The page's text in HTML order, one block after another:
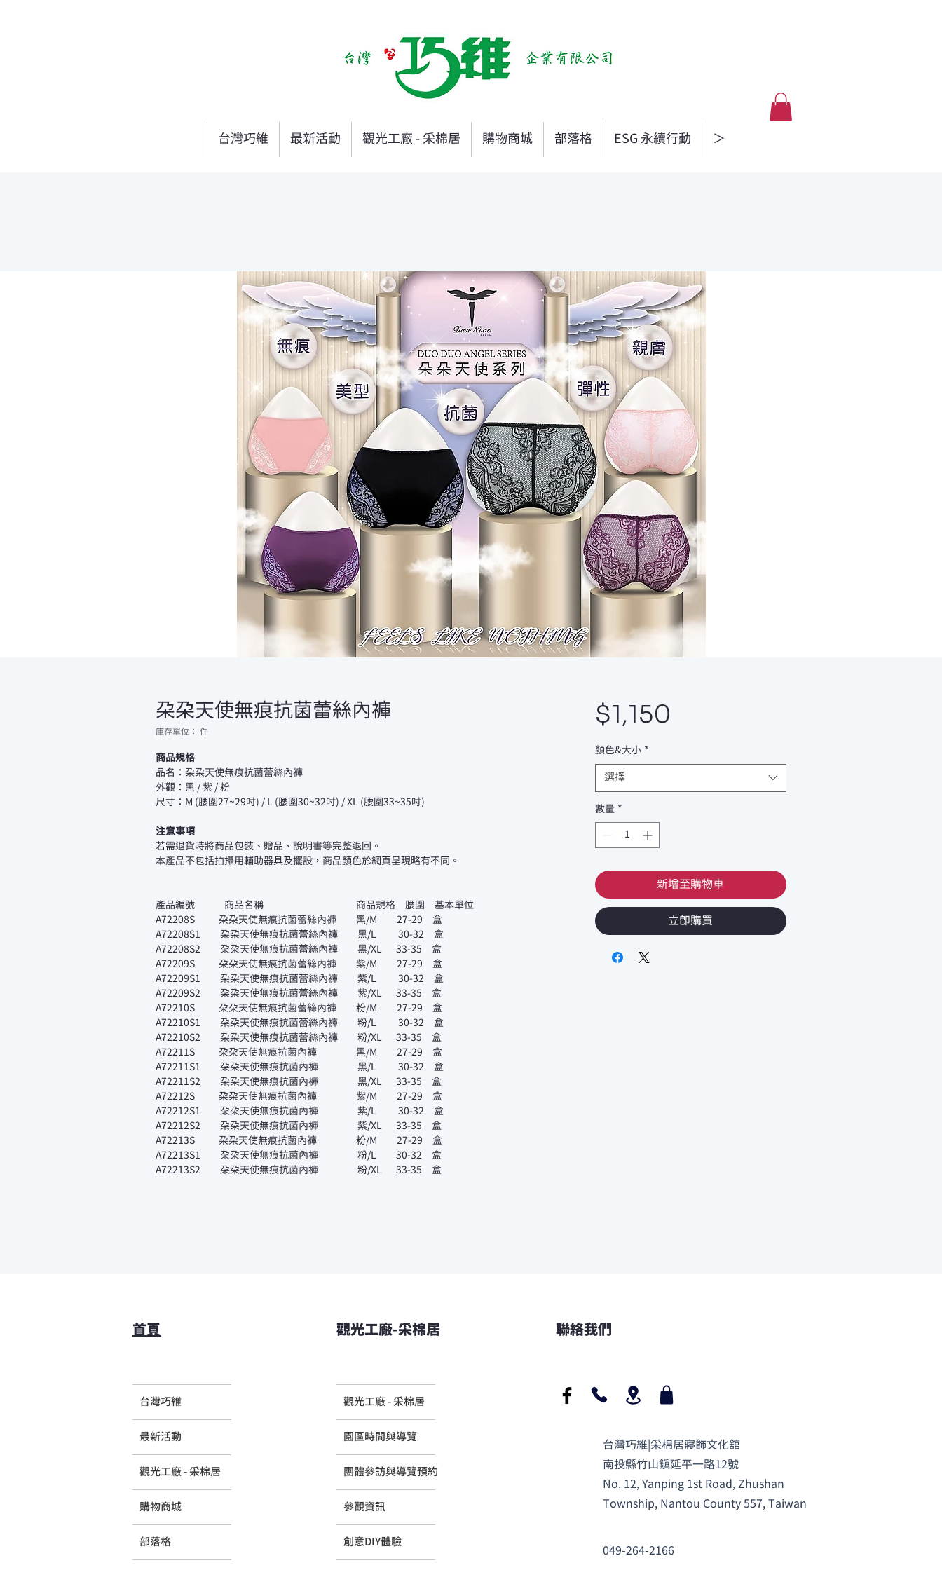
台灣巧維 最新活動 觀光工廠 - 采棉居 購物商城 部落格 ESG 永續行動 ＞
朵朵天使無痕抗菌蕾絲內褲
庫存單位： 件
商品規格
品名：朵朵天使無痕抗菌蕾絲內褲
外觀：黑 / 紫 / 粉
尺寸：M (腰圍27~29吋) / L (腰圍30~32吋) / XL (腰圍33~35吋)
注意事項
若需退貨時將商品包裝、贈品、說明書等完整退回。
本產品不包括拍攝用輔助器具及擺設，商品顏色於網頁呈現略有不同。
產品編號 商品名稱 商品規格 腰圍 基本單位
A72208S 朵朵天使無痕抗菌蕾絲內褲 黑/M 27-29 盒
A72208S1 朵朵天使無痕抗菌蕾絲內褲 黑/L 30-32 盒
A72208S2 朵朵天使無痕抗菌蕾絲內褲 黑/XL 33-35 盒
A72209S 朵朵天使無痕抗菌蕾絲內褲 紫/M 27-29 盒
A72209S1 朵朵天使無痕抗菌蕾絲內褲 紫/L 30-32 盒
A72209S2 朵朵天使無痕抗菌蕾絲內褲 紫/XL 33-35 盒
A72210S 朵朵天使無痕抗菌蕾絲內褲 粉/M 27-29 盒
A72210S1 朵朵天使無痕抗菌蕾絲內褲 粉/L 30-32 盒
A72210S2 朵朵天使無痕抗菌蕾絲內褲 粉/XL 33-35 盒
A72211S 朵朵天使無痕抗菌內褲 黑/M 27-29 盒
A72211S1 朵朵天使無痕抗菌內褲 黑/L 30-32 盒
A72211S2 朵朵天使無痕抗菌內褲 黑/XL 33-35 盒
A72212S 朵朵天使無痕抗菌內褲 紫/M 27-29 盒
A72212S1 朵朵天使無痕抗菌內褲 紫/L 30-32 盒
A72212S2 朵朵天使無痕抗菌內褲 紫/XL 33-35 盒
A72213S 朵朵天使無痕抗菌內褲 粉/M 27-29 盒
A72213S1 朵朵天使無痕抗菌內褲 粉/L 30-32 盒
A72213S2 朵朵天使無痕抗菌內褲 粉/XL 33-35 盒
$1,150
顏色&大小 *
選擇
數量 *
新增至購物車
立即購買
首頁
台灣巧維
最新活動
觀光工廠 - 采棉居
購物商城
部落格
觀光工廠-采棉居
觀光工廠 - 采棉居
​園區時間與導覽
團體參訪與導覽預約
參觀資訊
創意DIY體驗
聯絡我們
台灣巧維|采棉居寢飾文化舘
南投縣竹山鎮延平一路12號
No. 12, Yanping 1st Road, Zhushan
Township, Nantou County 557, Taiwan
049-264-2166